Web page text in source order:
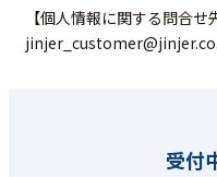
【個人情報に関する問合せ
受付